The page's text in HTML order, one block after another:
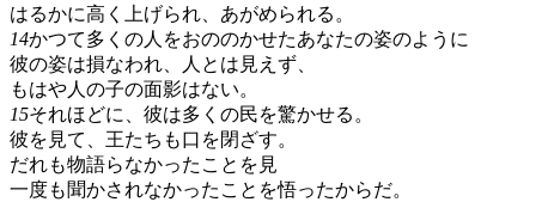
はるかに高く上げられ、あがめられる。
14かつて多くの人をおののかせたあなたの姿のように
彼の姿は損なわれ、人とは見えず、
もはや人の子の面影はない。
15それほどに、彼は多くの民を驚かせる。
彼を見て、王たちも口を閉ざす。
だれも物語らなかったことを見
一度も聞かされなかったことを悟ったからだ。